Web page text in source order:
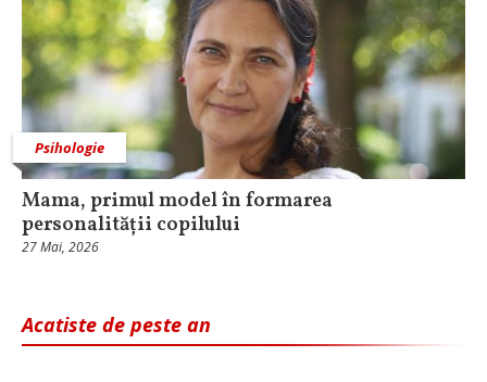
Psihologie
Mama, primul model în formarea
personalității copilului
27 Mai, 2026
Acatiste de peste an